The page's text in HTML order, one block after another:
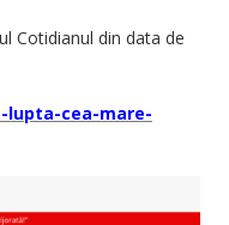
Cotidianul din data de
cea-mare-